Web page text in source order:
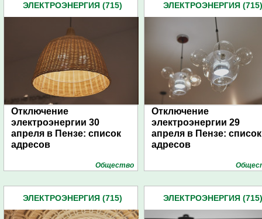
ЭЛЕКТРОЭНЕРГИЯ (715)
Отключение
электроэнергии 30
апреля в Пензе: список
адресов
Общество
ЭЛЕКТРОЭНЕРГИЯ (715)
Отключение
электроэнергии 29
апреля в Пензе: список
адресов
ЭЛЕКТРОЭНЕРГИЯ (715) ЭЛЕКТРОЭНЕРГИЯ (715)